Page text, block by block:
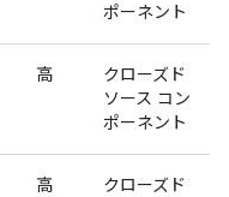
ポーネント
高
クローズド
ソース コン
ポーネント
高 クローズド